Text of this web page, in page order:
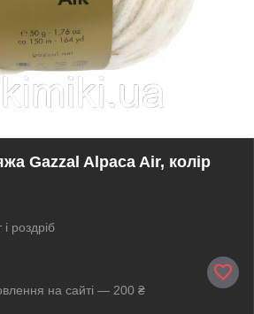
Gazzal Alpaca Air, колір
роздріб
на сайті — 200 ₴